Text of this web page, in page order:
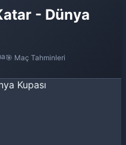
- Dünya
🎯 Maç Tahminleri